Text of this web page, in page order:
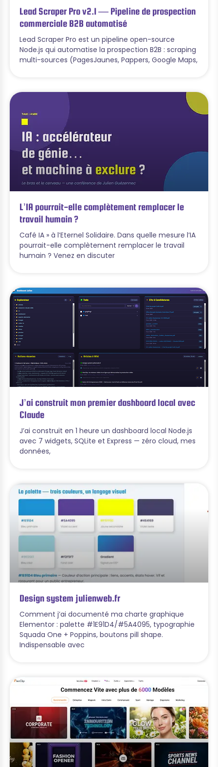
Lead Scraper Pro v2.1 — Pipeline de prospection
commerciale B2B automatisé
Lead Scraper Pro est un pipeline open-source
Node.js qui automatise la prospection B2B : scraping
multi-sources (PagesJaunes, Pappers, Google Maps,
L’IA pourrait-elle complètement remplacer le
travail humain ?
Café IA » à l’Eternel Solidaire. Dans quelle mesure l’IA
pourrait-elle complètement remplacer le travail
humain ? Venez en discuter
J’ai construit mon premier dashboard local avec
Claude
J’ai construit en 1 heure un dashboard local Node.js
avec 7 widgets, SQLite et Express — zéro cloud, mes
données,
Design system julienweb.fr
Comment j’ai documenté ma charte graphique
Elementor : palette #1E91D4/#5A4095, typographie
Squada One + Poppins, boutons pill shape.
Indispensable avec